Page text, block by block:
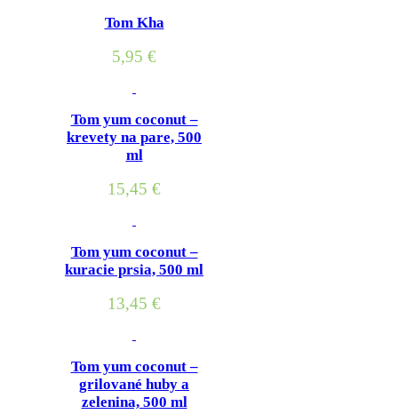
Tom Kha
5,95 €
Tom yum coconut –
krevety na pare, 500
ml
15,45 €
Tom yum coconut –
kuracie prsia, 500 ml
13,45 €
Tom yum coconut –
grilované huby a
zelenina, 500 ml